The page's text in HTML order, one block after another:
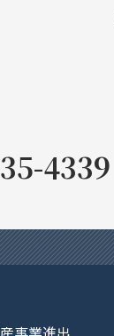
4339